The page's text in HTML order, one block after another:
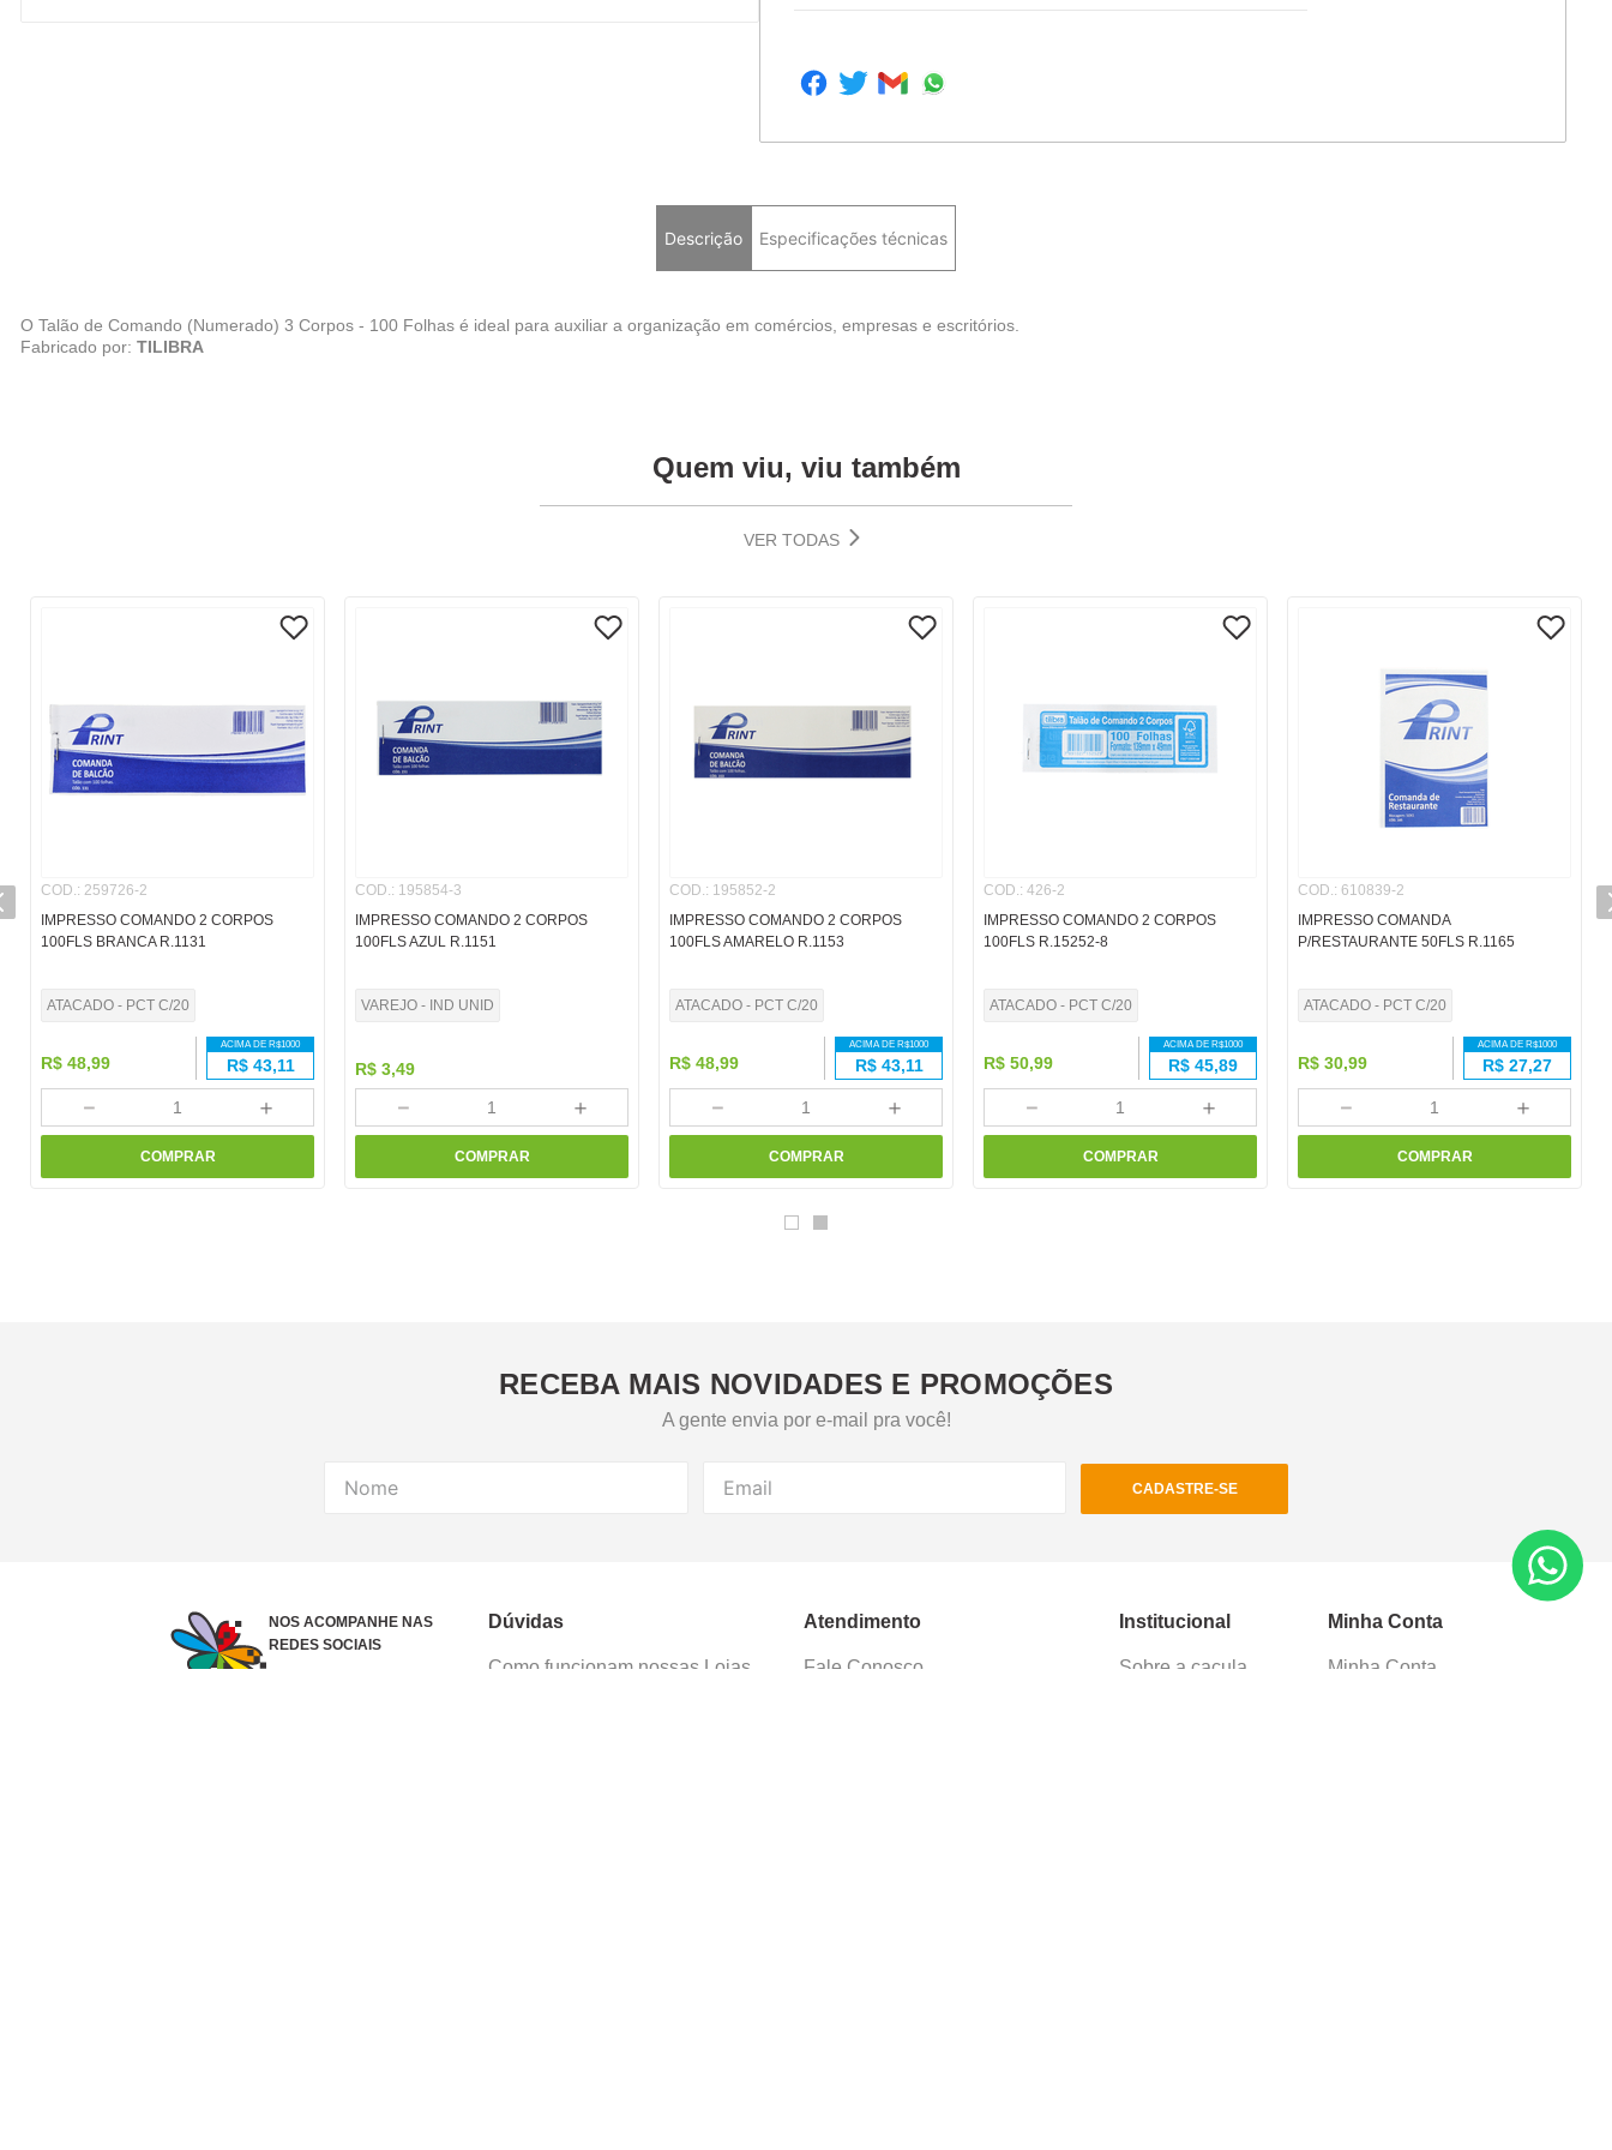
Descrição Especificações técnicas
O Talão de Comando (Numerado) 3 Corpos - 100 Folhas é ideal para auxiliar a organização em comércios, empresas e escritórios.
Fabricado por: TILIBRA
Quem viu, viu também
VER TODAS
COD.: 259726-2
IMPRESSO COMANDO 2 CORPOS
100FLS BRANCA R.1131
ATACADO - PCT C/20
R$ 48,99
ACIMA DE R$1000
R$ 43,11
＋
－
COMPRAR
COD.: 195854-3
IMPRESSO COMANDO 2 CORPOS
100FLS AZUL R.1151
VAREJO - IND UNID
R$ 3,49
＋
－
COMPRAR
COD.: 195852-2
IMPRESSO COMANDO 2 CORPOS
100FLS AMARELO R.1153
ATACADO - PCT C/20
R$ 48,99
ACIMA DE R$1000
R$ 43,11
＋
－
COMPRAR
COD.: 426-2
IMPRESSO COMANDO 2 CORPOS
100FLS R.15252-8
ATACADO - PCT C/20
R$ 50,99
ACIMA DE R$1000
R$ 45,89
＋
－
COMPRAR
COD.: 610839-2
IMPRESSO COMANDA
P/RESTAURANTE 50FLS R.1165
ATACADO - PCT C/20
R$ 30,99
ACIMA DE R$1000
R$ 27,27
＋
－
COMPRAR
RECEBA MAIS NOVIDADES E PROMOÇÕES
A gente envia por e-mail pra você!
CADASTRE-SE
NOS ACOMPANHE NAS
REDES SOCIAIS
Dúvidas
Como funcionam nossas Lojas
Atendimento
Fale Conosco
Institucional
Sobre a caçula
Minha Conta
Minha Conta